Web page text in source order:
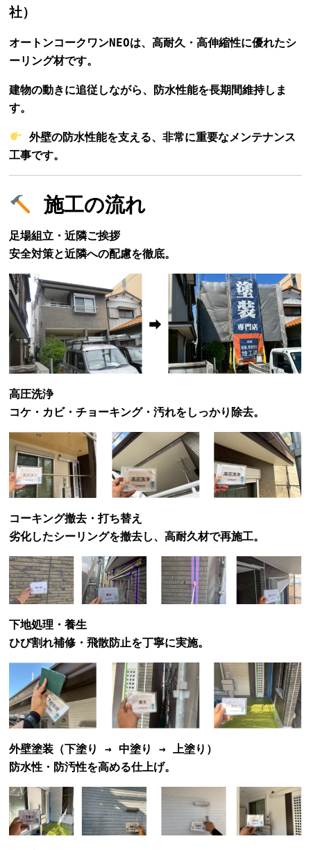
社）
オートンコークワンNEOは、高耐久・高伸縮性に優れたシ
ーリング材です。
建物の動きに追従しながら、防水性能を長期間維持しま
す。
外壁の防水性能を支える、非常に重要なメンテナンス
工事です。
施工の流れ
足場組立・近隣ご挨拶
安全対策と近隣への配慮を徹底。
高圧洗浄
コケ・カビ・チョーキング・汚れをしっかり除去。
コーキング撤去・打ち替え
劣化したシーリングを撤去し、高耐久材で再施工。
下地処理・養生
ひび割れ補修・飛散防止を丁寧に実施。
外壁塗装（下塗り → 中塗り → 上塗り）
防水性・防汚性を高める仕上げ。